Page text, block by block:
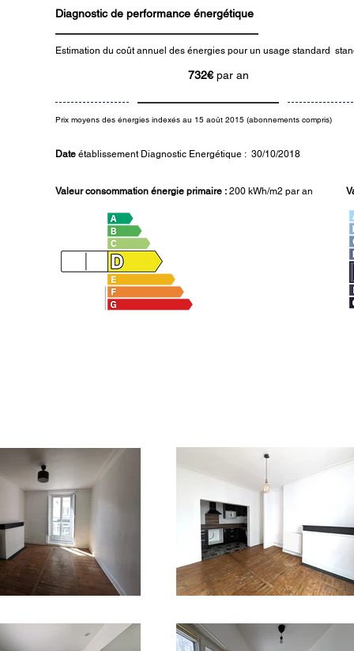
Diagnostic de performance énergétique
Estimation du coût annuel des énergies pour un usage standard
732€par an
Prix moyens des énergies indexés au 15 août 2015 (abonnements compris)
Date établissement Diagnostic Energétique : 30/10/2018
Valeur consommation énergie primaire : 200 kWh/m2 par an